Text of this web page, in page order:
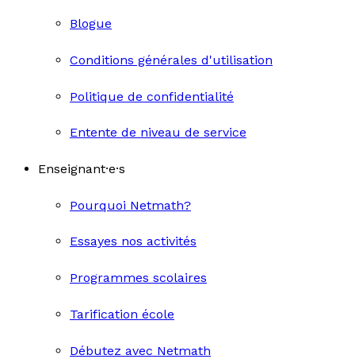
Blogue
Conditions générales d'utilisation
Politique de confidentialité
Entente de niveau de service
Enseignant·e·s
Pourquoi Netmath?
Essayes nos activités
Programmes scolaires
Tarification école
Débutez avec Netmath